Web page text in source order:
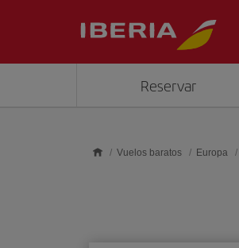
Reservar
Vuelos baratos Europa